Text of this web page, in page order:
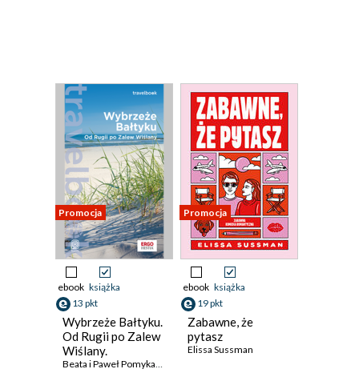
Promocja
ebook książka
13 pkt
Wybrzeże Bałtyku.
Od Rugii po Zalew
Wiślany.
Travelbook.
Beata i Paweł Pomykalscy
Promocja
ebook książka
19 pkt
Zabawne, że
pytasz
Elissa Sussman